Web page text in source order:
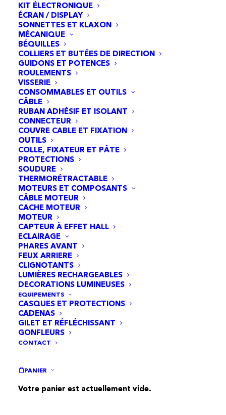
KIT ÉLECTRONIQUE
ÉCRAN / DISPLAY
SONNETTES ET KLAXON
MÉCANIQUE
BÉQUILLES
COLLIERS ET BUTÉES DE DIRECTION
GUIDONS ET POTENCES
ROULEMENTS
VISSERIE
CONSOMMABLES ET OUTILS
CÂBLE
RUBAN ADHÉSIF ET ISOLANT
CONNECTEUR
COUVRE CABLE ET FIXATION
OUTILS
COLLE, FIXATEUR ET PÂTE
PROTECTIONS
SOUDURE
THERMORÉTRACTABLE
MOTEURS ET COMPOSANTS
CÂBLE MOTEUR
CACHE MOTEUR
MOTEUR
CAPTEUR À EFFET HALL
ECLAIRAGE
PHARES AVANT
FEUX ARRIERE
CLIGNOTANTS
LUMIÈRES RECHARGEABLES
DECORATIONS LUMINEUSES
EQUIPEMENTS
CASQUES ET PROTECTIONS
CADENAS
GILET ET RÉFLÉCHISSANT
GONFLEURS
CONTACT
PANIER
Votre panier est actuellement vide.